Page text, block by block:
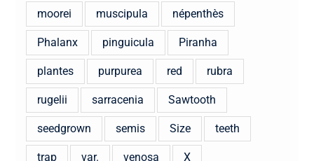
moorei muscipula népenthès
Phalanx pinguicula Piranha
plantes purpurea red rubra
rugelii sarracenia Sawtooth
seedgrown semis Size teeth
trap var. venosa X